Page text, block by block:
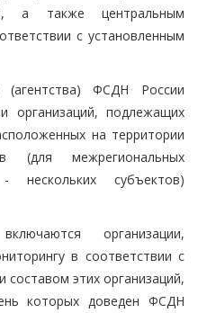
а также центральным
с установленным
(агентства) ФСДН России
организаций, подлежащих
на территории
(для межрегиональных
нескольких субъектов)
организации,
в соответствии с
этих организаций,
которых доведен ФСДН